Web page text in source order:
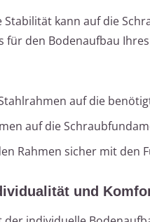
Stabilität kann auf die
für den Bodenaufbau
auf die
auf die
Rahmen sicher mit den
und